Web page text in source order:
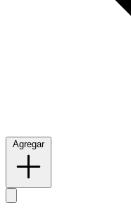
Agregar